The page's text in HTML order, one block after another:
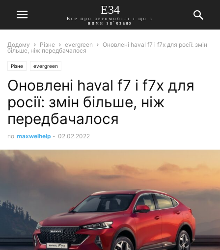
E34
Все про автомобілі і що з
ними зв'язано
Додому Різне evergreen
Оновлені haval f7 і f7x для росії: змін
більше, ніж передбачалося
Різне evergreen
Оновлені haval f7 і f7x для
росії: змін більше, ніж
передбачалося
по maxwelhelp - 02.02.2022